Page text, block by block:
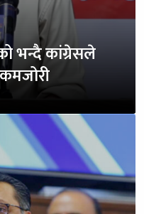
भन्दै कांग्रेसले